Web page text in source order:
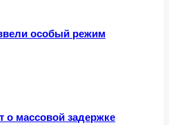
особый режим
о массовой задержке